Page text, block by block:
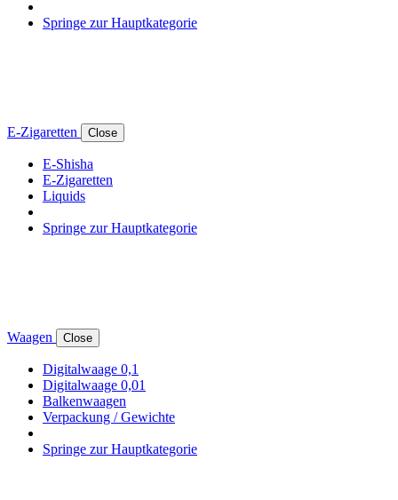
Springe zur Hauptkategorie
E-Zigaretten Close
E-Shisha
E-Zigaretten
Liquids
Springe zur Hauptkategorie
Waagen Close
Digitalwaage 0,1
Digitalwaage 0,01
Balkenwaagen
Verpackung / Gewichte
Springe zur Hauptkategorie